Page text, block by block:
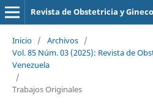
Revista de Obstetricia y
Inicio / Archivos /
Vol. 85 Núm. 03 (2025): Revista de
Venezuela
/
Trabajos Originales